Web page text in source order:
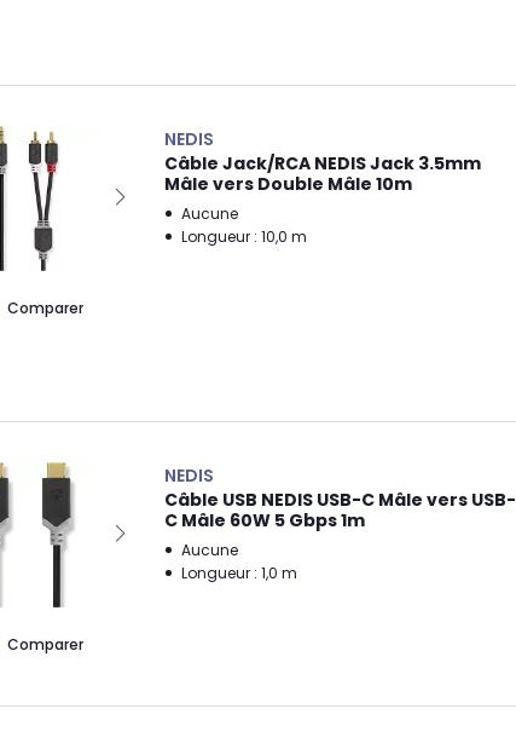
Comparer
NEDIS
Câble Jack/RCA NEDIS Jack 3.5mm
Mâle vers Double Mâle 10m
Aucune
Longueur : 10,0 m
Comparer
NEDIS
Câble USB NEDIS USB-C Mâle vers USB-
C Mâle 60W 5 Gbps 1m
Aucune
Longueur : 1,0 m